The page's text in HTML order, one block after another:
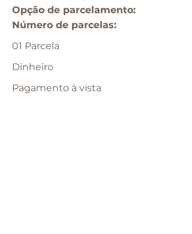
Opção de parcelamento:​
​Número de parcelas:
01 Parcela
Dinheiro
Pagamento à vista